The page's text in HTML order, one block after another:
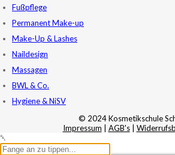
Fußpflege
Permanent Make-up
Make-Up & Lashes
Naildesign
Massagen
BWL & Co.
Hygiene & NiSV
© 2024 Kosmetikschule
Impressum
AGB's|